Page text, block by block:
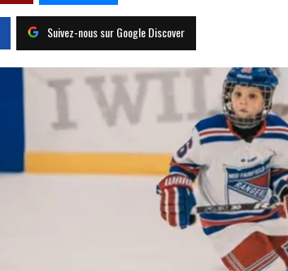
Suivez-nous sur Google Discover